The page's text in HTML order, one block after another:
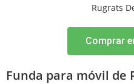
Comprar
Funda para móvil de